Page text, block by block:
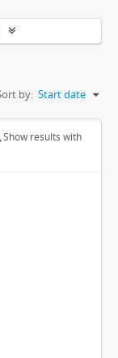
by: Start date
Show results with